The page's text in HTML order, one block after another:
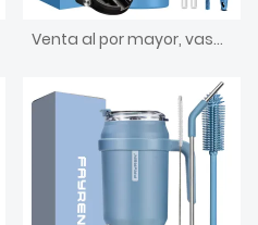
Venta al por mayor, vaso simple de 40 oz con asa de tapa y pajita, botella de agua de acero inoxidable al vacío de doble pared, taza de café aislada